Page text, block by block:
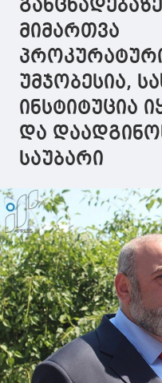
მიმართვა
უმჯობესია,
ინსტიტუცია
და
საუბარი